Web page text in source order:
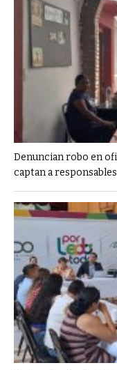
Denuncian robo en
captan a responsables